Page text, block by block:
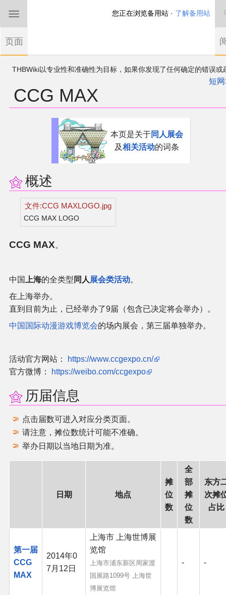
THBWiki以专业性和准确性为目标，如果你发现了任何确定的错误或
如果您是第一次来到这里，请点击右上角注册一
有任何意见、建议、求助、反馈都可以在
短
CCG MAX
本页是关于同人展会
及相关活动的词条
概述
文件:CCG MAXLOGO.jpg
CCG MAX LOGO
CCG MAX。
中国 上海的全类型 同人 展会类活动。
在上海举办。
直到目前为止，已经举办了9届（包含已决定将会举办）。
中国国际动漫游戏博览会的场内展会，第三届单独举办。
活动官方网站：
https://www.ccgexpo.cn/
官方微博：
https://weibo.com/ccgexpo
历届信息
点击届数可进入对应分类页面。
请注意，摊位数统计可能不准确。
举办日期以当地日期为准。
日期 地点
摊
位
数
全
部
摊
位
数
东方
次摊
占比
第一届
CCG
MAX
2014年0
7月12日
上海市 上海世博展
览馆
上海市浦东新区周家渡
国展路1099号 上海世
博展览馆
- -
您正在浏览备用站 · 了解备用站
页面
首页
东方Project
东方同人规约
沙盒（建议使用）
讨论板
加入我们
官方音乐
官方书籍
公式资料
游戏攻略
东方相关活动
其他相关项目
展会及活动导航
展会作品列表
商业二次创作